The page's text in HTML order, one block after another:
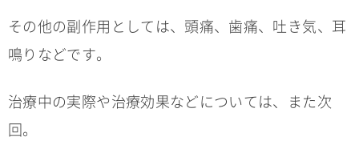
その他の副作用としては、頭痛、歯痛、吐き気、耳
鳴りなどです。
治療中の実際や治療効果などについては、また次
回。